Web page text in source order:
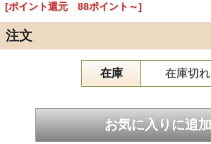
[ポイント還元 88ポイント～]
注文
在庫 在庫切れ